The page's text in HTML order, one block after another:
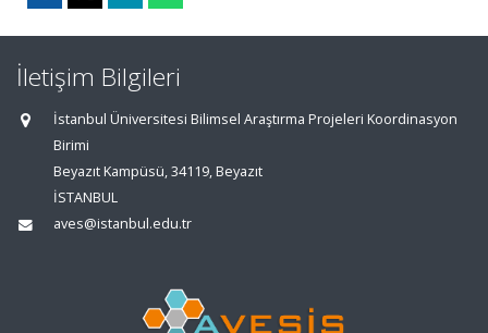
İletişim Bilgileri
İstanbul Üniversitesi Bilimsel Araştırma Projeleri Koordinasyon
Birimi
Beyazıt Kampüsü, 34119, Beyazıt
İSTANBUL
aves@istanbul.edu.tr